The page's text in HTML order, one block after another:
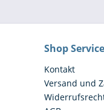
Shop Service
Kontakt
Versand und